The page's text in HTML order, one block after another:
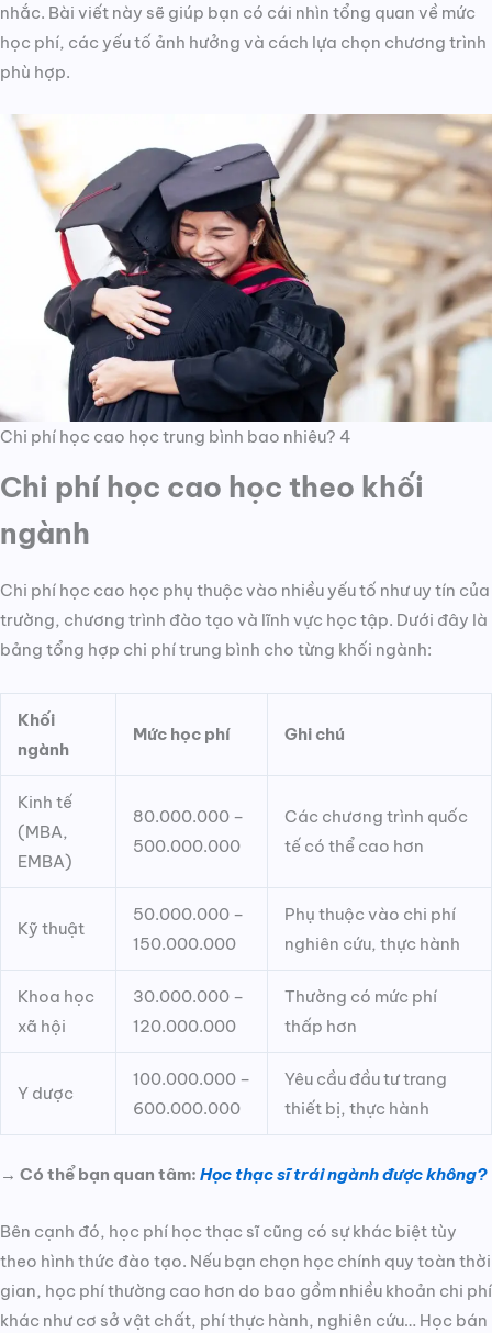
nhắc. Bài viết này sẽ giúp bạn có cái nhìn tổng quan về mức
học phí, các yếu tố ảnh hưởng và cách lựa chọn chương trình
phù hợp.
Chi phí học cao học trung bình bao nhiêu? 4
Chi phí học cao học theo khối
ngành
Chi phí học cao học phụ thuộc vào nhiều yếu tố như uy tín của
trường, chương trình đào tạo và lĩnh vực học tập. Dưới đây là
bảng tổng hợp chi phí trung bình cho từng khối ngành:
Khối
ngành
Mức học phí Ghi chú
Kinh tế
(MBA,
EMBA)
80.000.000 –
500.000.000
Các chương trình quốc
tế có thể cao hơn
Kỹ thuật
50.000.000 –
150.000.000
Phụ thuộc vào chi phí
nghiên cứu, thực hành
Khoa học
xã hội
30.000.000 –
120.000.000
Thường có mức phí
thấp hơn
Y dược
100.000.000 –
600.000.000
Yêu cầu đầu tư trang
thiết bị, thực hành
→ Có thể bạn quan tâm: Học thạc sĩ trái ngành được không?
Bên cạnh đó, học phí học thạc sĩ cũng có sự khác biệt tùy
theo hình thức đào tạo. Nếu bạn chọn học chính quy toàn thời
gian, học phí thường cao hơn do bao gồm nhiều khoản chi phí
khác như cơ sở vật chất, phí thực hành, nghiên cứu… Học bán